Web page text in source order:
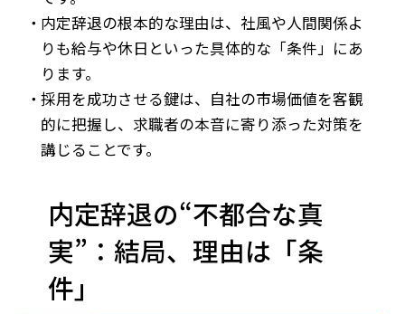
内定辞退の根本的な理由は、社風や人間関係よ
りも給与や休日といった具体的な「条件」にあ
ります。
採用を成功させる鍵は、自社の市場価値を客観
的に把握し、求職者の本音に寄り添った対策を
講じることです。
内定辞退の“不都合な真
実”：結局、理由は「条
件」